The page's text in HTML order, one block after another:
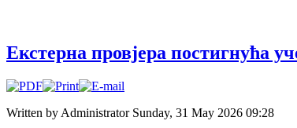
Екстерна провјера постигнућа
Written by Administrator Sunday, 31 May 2026 09:28